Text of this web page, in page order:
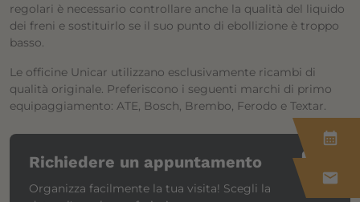
calendar_month
mail
regolari è necessario controllare anche la qualità del liquido
dei freni e sostituirlo se il suo punto di ebollizione è troppo
basso.
Le officine Unicar utilizzano esclusivamente ricambi di
qualità originale. Preferiscono i seguenti marchi di primo
equipaggiamento: ATE, Bosch, Brembo, Ferodo e Textar.
calendar_month
Richiedere un appuntamento
Organizza facilmente la tua visita! Scegli la